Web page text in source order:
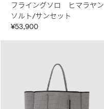
フライングソロ ヒマラヤン
ソルト/サンセット
¥53,900